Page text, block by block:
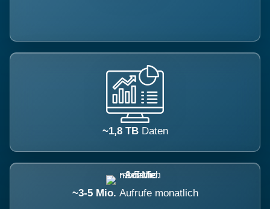
~1,8 TB Daten
~3-5 Mio. Aufrufe monatlich